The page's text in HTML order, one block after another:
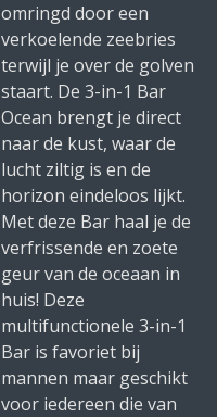
omringd door een
verkoelende zeebries
terwijl je over de golven
staart. De 3-in-1 Bar
Ocean brengt je direct
naar de kust, waar de
lucht ziltig is en de
horizon eindeloos lijkt.
Met deze Bar haal je de
verfrissende en zoete
geur van de oceaan in
huis! Deze
multifunctionele 3-in-1
Bar is favoriet bij
mannen maar geschikt
voor iedereen die van